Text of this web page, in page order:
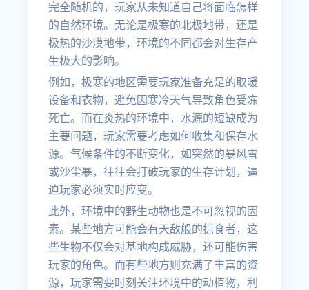
完全随机的，玩家从未知道自己将面临怎样
的自然环境。无论是极寒的北极地带，还是
极热的沙漠地带，环境的不同都会对生存产
生极大的影响。
例如，极寒的地区需要玩家准备充足的取暖
设备和衣物，避免因寒冷天气导致角色受冻
死亡。而在炎热的环境中，水源的短缺成为
主要问题，玩家需要考虑如何收集和保存水
源。气候条件的不断变化，如突然的暴风雪
或沙尘暴，往往会打破玩家的生存计划，逼
迫玩家必须实时应变。
此外，环境中的野生动物也是不可忽视的因
素。某些地方可能会有天敌般的掠食者，这
些生物不仅会对基地构成威胁，还可能伤害
玩家的角色。而有些地方则充满了丰富的资
源，玩家需要时刻关注环境中的动植物，利